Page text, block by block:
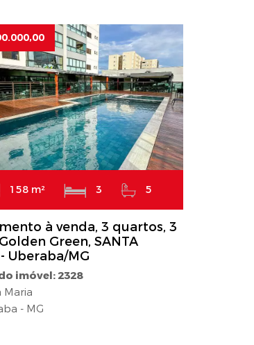
158 m² 3 5
à venda, 3 quartos, 3
Green, SANTA
Uberaba/MG
imóvel: 2328
Maria
- MG